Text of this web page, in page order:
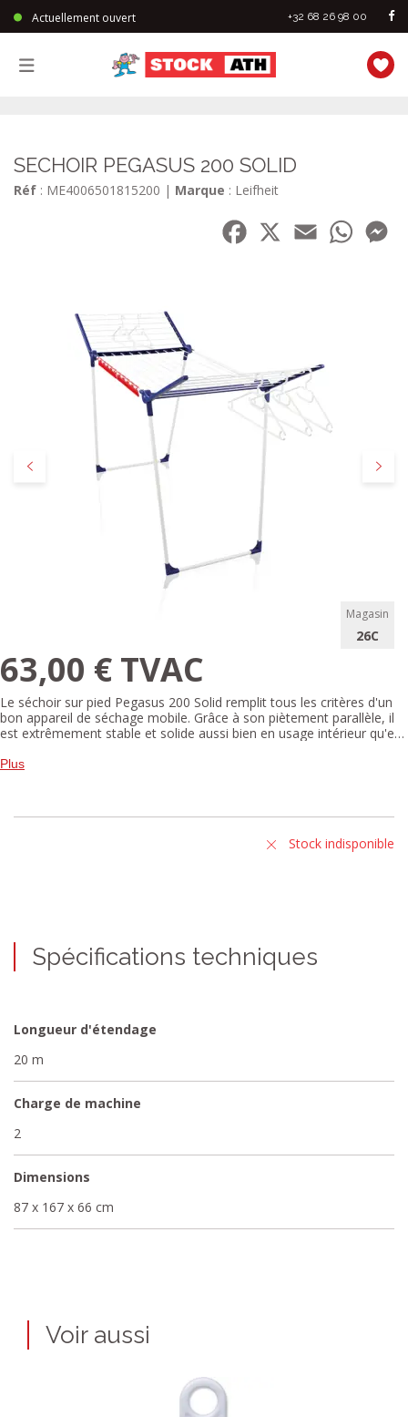
Actuellement ouvert +32 68 26 98 00
SECHOIR PEGASUS 200 SOLID
Réf : ME4006501815200 | Marque : Leifheit
Facebook
Email
Précédent
Magasin
26C
63,00 € TVAC
Le séchoir sur pied Pegasus 200 Solid remplit tous les critères d'un
bon appareil de séchage mobile. Grâce à son piètement parallèle, il
est extrêmement stable et solide aussi bien en usage intérieur qu'en
place pour environ le contenu de deux machines.
Plus
Stock indisponible
Spécifications techniques
Longueur d'étendage
20 m
Charge de machine
2
Dimensions
87 x 167 x 66 cm
Voir aussi